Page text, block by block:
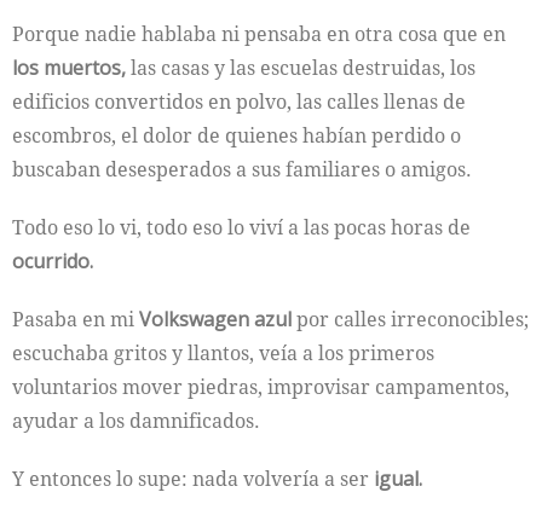
Porque nadie hablaba ni pensaba en otra cosa que en
los muertos,las casas y las escuelas destruidas, los
edificios convertidos en polvo, las calles llenas de
escombros, el dolor de quienes habían perdido o
buscaban desesperados a sus familiares o amigos.
Todo eso lo vi, todo eso lo viví a las pocas horas de
ocurrido.
Pasaba en miVolkswagen azulpor calles irreconocibles;
escuchaba gritos y llantos, veía a los primeros
voluntarios mover piedras, improvisar campamentos,
ayudar a los damnificados.
Y entonces lo supe: nada volvería a ser igual.